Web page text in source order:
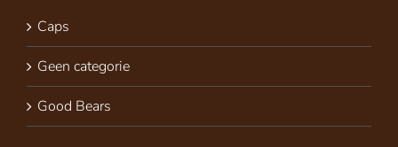
Caps
Geen categorie
Good Bears